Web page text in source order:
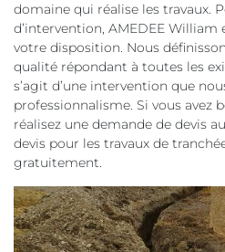
domaine qui réalise les travaux.
d’intervention, AMEDEE
votre disposition. Nous
qualité répondant à toutes les
s’agit d’une intervention que
professionnalisme. Si vous avez
réalisez une demande de devis
devis pour les travaux de
gratuitement.